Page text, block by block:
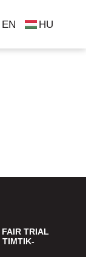
EN HU
TRIAL
TIMTIK-